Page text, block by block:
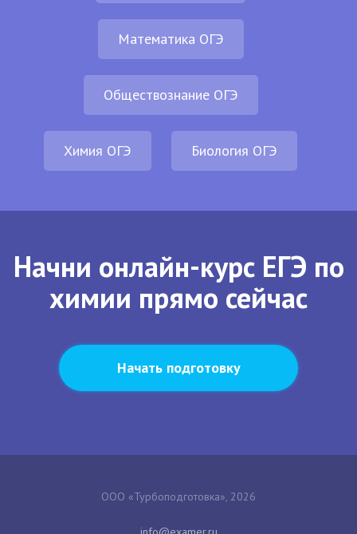
Математика ОГЭ
Обществознание ОГЭ
Химия ОГЭ Биология ОГЭ
Начни онлайн-курс ЕГЭ по
химии прямо сейчас
Начать подготовку
ООО «Турбоподготовка», 2026